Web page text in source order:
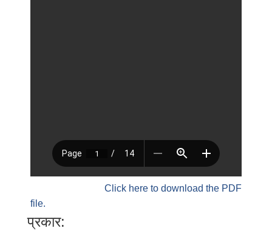
Click here to download the PDF
file.
प्रकार: